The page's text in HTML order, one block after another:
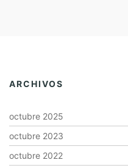
ARCHIVOS
octubre 2025
octubre 2023
octubre 2022